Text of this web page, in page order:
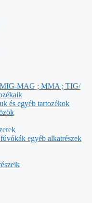
MIG-MAG ; MMA ; TIG/
és egyéb tartozékok
egyéb alkatrészek